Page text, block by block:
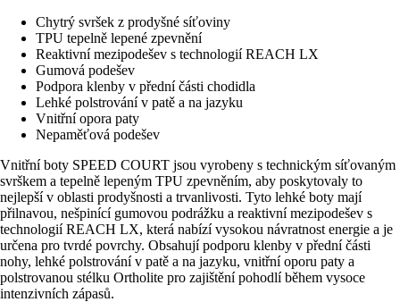
Chytrý svršek z prodyšné síťoviny
TPU tepelně lepené zpevnění
Reaktivní mezipodešev s technologií REACH LX
Gumová podešev
Podpora klenby v přední části chodidla
Lehké polstrování v patě a na jazyku
Vnitřní opora paty
Nepaměťová podešev
Vnitřní boty SPEED COURT jsou vyrobeny s technickým síťovaným
svrškem a tepelně lepeným TPU zpevněním, aby poskytovaly to
nejlepší v oblasti prodyšnosti a trvanlivosti. Tyto lehké boty mají
přilnavou, nešpinící gumovou podrážku a reaktivní mezipodešev s
technologií REACH LX, která nabízí vysokou návratnost energie a je
určena pro tvrdé povrchy. Obsahují podporu klenby v přední části
nohy, lehké polstrování v patě a na jazyku, vnitřní oporu paty a
polstrovanou stélku Ortholite pro zajištění pohodlí během vysoce
intenzivních zápasů.